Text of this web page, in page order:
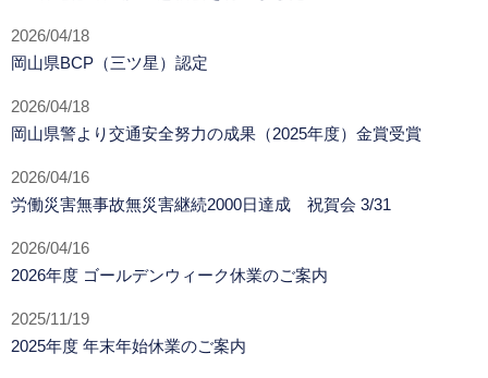
2026/04/18
岡山県BCP（三ツ星）認定
2026/04/18
岡山県警より交通安全努力の成果（2025年度）金賞受賞
2026/04/16
労働災害無事故無災害継続2000日達成 祝賀会 3/31
2026/04/16
2026年度 ゴールデンウィーク休業のご案内
2025/11/19
2025年度 年末年始休業のご案内